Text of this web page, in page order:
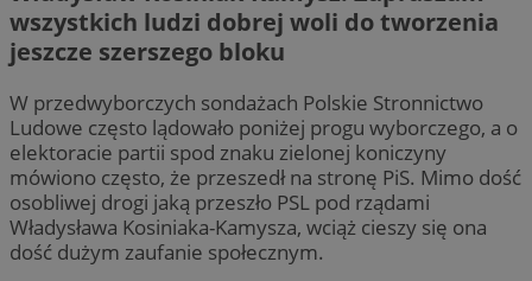
wszystkich ludzi dobrej woli do tworzenia
jeszcze szerszego bloku
W przedwyborczych sondażach Polskie Stronnictwo
Ludowe często lądowało poniżej progu wyborczego, a o
elektoracie partii spod znaku zielonej koniczyny
mówiono często, że przeszedł na stronę PiS. Mimo dość
osobliwej drogi jaką przeszło PSL pod rządami
Władysława Kosiniaka-Kamysza, wciąż cieszy się ona
dość dużym zaufanie społecznym.